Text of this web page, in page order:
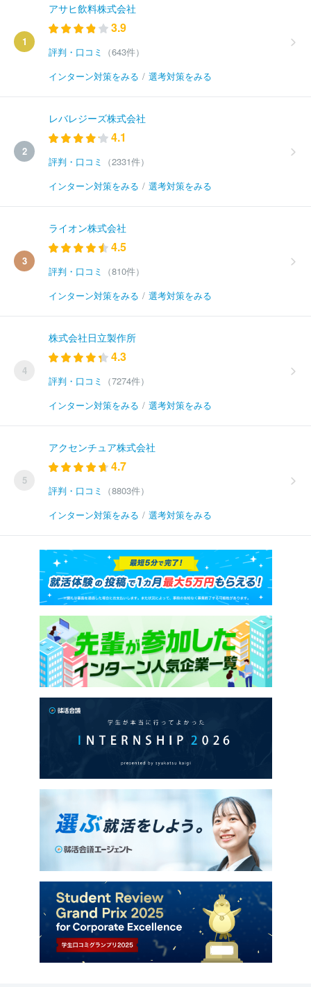
1
アサヒ飲料株式会社
3.9
評判・口コミ
（643件）
インターン対策をみる / 選考対策をみる
2
レバレジーズ株式会社
4.1
評判・口コミ
（2331件）
インターン対策をみる / 選考対策をみる
3
ライオン株式会社
4.5
評判・口コミ
（810件）
インターン対策をみる / 選考対策をみる
4
株式会社日立製作所
4.3
評判・口コミ
（7274件）
インターン対策をみる / 選考対策をみる
5
アクセンチュア株式会社
4.7
評判・口コミ
（8803件）
インターン対策をみる / 選考対策をみる